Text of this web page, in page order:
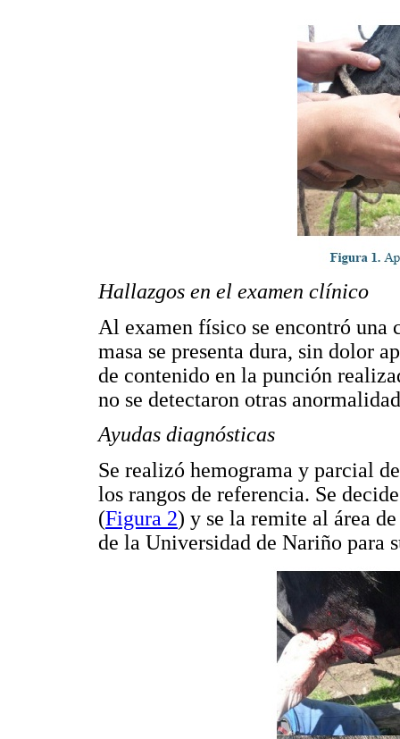
Hallazgos en el examen clínico
Al examen físico se encontró
masa se presenta dura, sin dolor
de contenido en la punción
no se detectaron otras
Ayudas diagnósticas
Se realizó hemograma y parcial
los rangos de referencia. Se
(Figura 2) y se la remite al área
de la Universidad de Nariño para